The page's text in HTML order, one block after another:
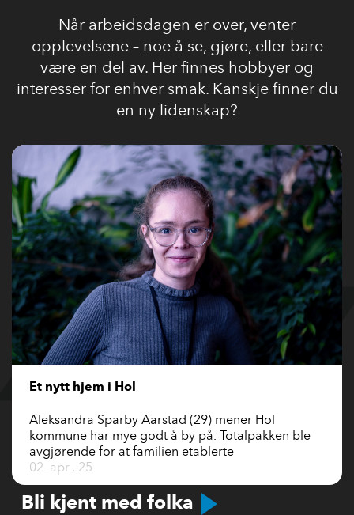
Når arbeidsdagen er over, venter
opplevelsene – noe å se, gjøre, eller bare
være en del av. Her finnes hobbyer og
interesser for enhver smak. Kanskje finner du
en ny lidenskap?
Et nytt hjem i Hol
Aleksandra Sparby Aarstad (29) mener Hol
kommune har mye godt å by på. Totalpakken ble
avgjørende for at familien etablerte
02. apr., 25
Bli kjent med folka